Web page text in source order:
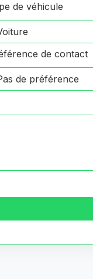
de véhicule
de contact